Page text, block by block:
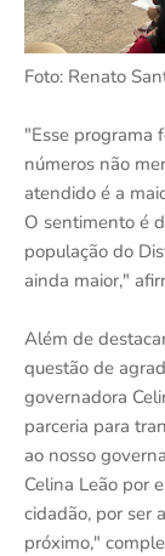
Foto: Renato
"Esse programa
números não
atendido é a
O sentimento é
população do
ainda maior,"
Além de
questão de
governadora
parceria para
ao nosso
Celina Leão por
cidadão, por ser
próximo,"